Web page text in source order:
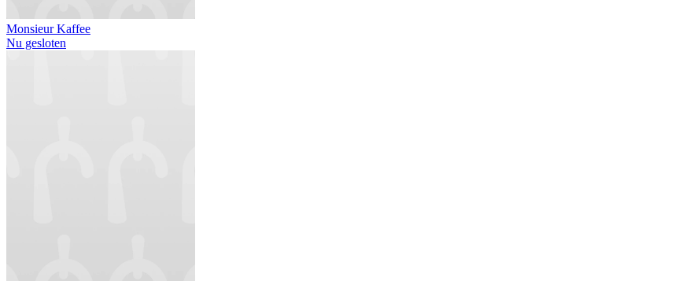
Monsieur Kaffee
Nu gesloten